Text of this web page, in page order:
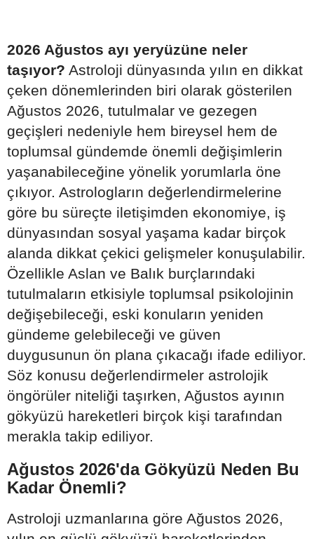
2026 Ağustos ayı yeryüzüne neler
taşıyor? Astroloji dünyasında yılın en dikkat
çeken dönemlerinden biri olarak gösterilen
Ağustos 2026, tutulmalar ve gezegen
geçişleri nedeniyle hem bireysel hem de
toplumsal gündemde önemli değişimlerin
yaşanabileceğine yönelik yorumlarla öne
çıkıyor. Astrologların değerlendirmelerine
göre bu süreçte iletişimden ekonomiye, iş
dünyasından sosyal yaşama kadar birçok
alanda dikkat çekici gelişmeler konuşulabilir.
Özellikle Aslan ve Balık burçlarındaki
tutulmaların etkisiyle toplumsal psikolojinin
değişebileceği, eski konuların yeniden
gündeme gelebileceği ve güven
duygusunun ön plana çıkacağı ifade ediliyor.
Söz konusu değerlendirmeler astrolojik
öngörüler niteliği taşırken, Ağustos ayının
gökyüzü hareketleri birçok kişi tarafından
merakla takip ediliyor.
Ağustos 2026'da Gökyüzü Neden Bu
Kadar Önemli?
Astroloji uzmanlarına göre Ağustos 2026,